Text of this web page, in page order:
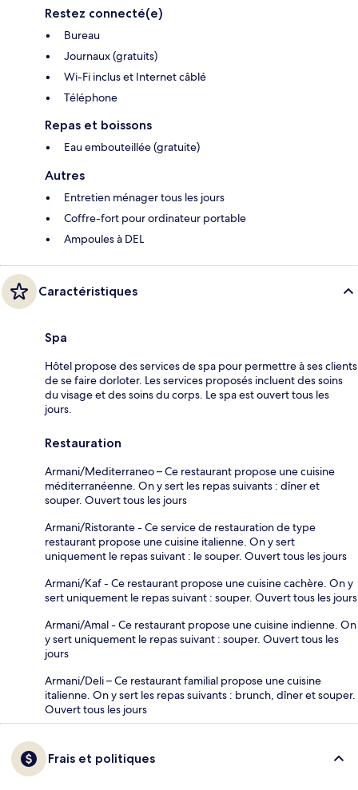
Restez connecté(e)
Bureau
Journaux (gratuits)
Wi-Fi inclus et Internet câblé
Téléphone
Repas et boissons
Eau embouteillée (gratuite)
Autres
Entretien ménager tous les jours
Coffre-fort pour ordinateur portable
Ampoules à DEL
Caractéristiques
Spa
Hôtel propose des services de spa pour permettre à ses clients
de se faire dorloter. Les services proposés incluent des soins
du visage et des soins du corps. Le spa est ouvert tous les
jours.
Restauration
Armani/Mediterraneo – Ce restaurant propose une cuisine
méditerranéenne. On y sert les repas suivants : dîner et
souper. Ouvert tous les jours
Armani/Ristorante - Ce service de restauration de type
restaurant propose une cuisine italienne. On y sert
uniquement le repas suivant : le souper. Ouvert tous les jours
Armani/Kaf - Ce restaurant propose une cuisine cachère. On y
sert uniquement le repas suivant : souper. Ouvert tous les jours
Armani/Amal - Ce restaurant propose une cuisine indienne. On
y sert uniquement le repas suivant : souper. Ouvert tous les
jours
Armani/Deli – Ce restaurant familial propose une cuisine
italienne. On y sert les repas suivants : brunch, dîner et souper.
Ouvert tous les jours
Frais et politiques